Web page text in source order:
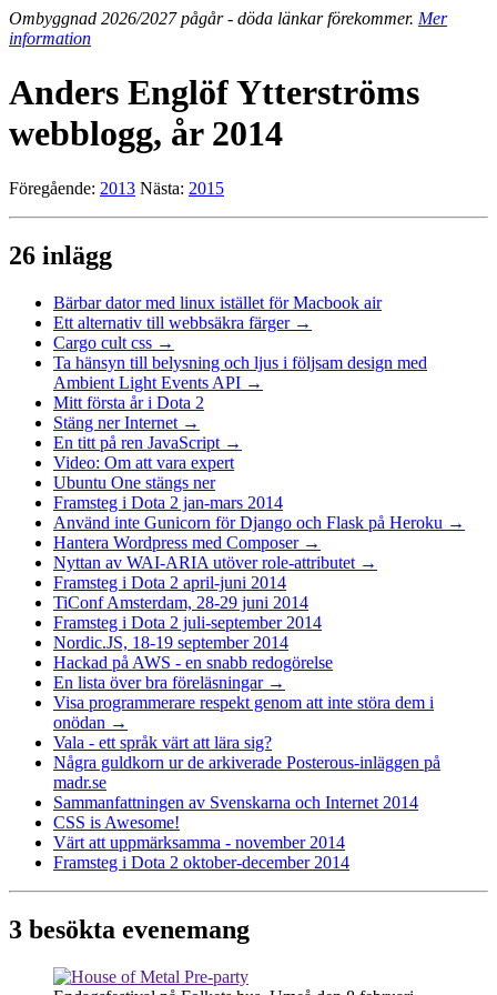
Ombyggnad 2026/2027 pågår - döda länkar förekommer. Mer
information
Anders Englöf Ytterströms
webblogg, år 2014
Föregående: 2013 Nästa: 2015
26 inlägg
Bärbar dator med linux istället för Macbook air
Ett alternativ till webbsäkra färger →
Cargo cult css →
Ta hänsyn till belysning och ljus i följsam design med
Ambient Light Events API →
Mitt första år i Dota 2
Stäng ner Internet →
En titt på ren JavaScript →
Video: Om att vara expert
Ubuntu One stängs ner
Framsteg i Dota 2 jan-mars 2014
Använd inte Gunicorn för Django och Flask på Heroku →
Hantera Wordpress med Composer →
Nyttan av WAI-ARIA utöver role-attributet →
Framsteg i Dota 2 april-juni 2014
TiConf Amsterdam, 28-29 juni 2014
Framsteg i Dota 2 juli-september 2014
Nordic.JS, 18-19 september 2014
Hackad på AWS - en snabb redogörelse
En lista över bra föreläsningar →
Visa programmerare respekt genom att inte störa dem i
onödan →
Vala - ett språk värt att lära sig?
Några guldkorn ur de arkiverade Posterous-inläggen på
madr.se
Sammanfattningen av Svenskarna och Internet 2014
CSS is Awesome!
Värt att uppmärksamma - november 2014
Framsteg i Dota 2 oktober-december 2014
3 besökta evenemang